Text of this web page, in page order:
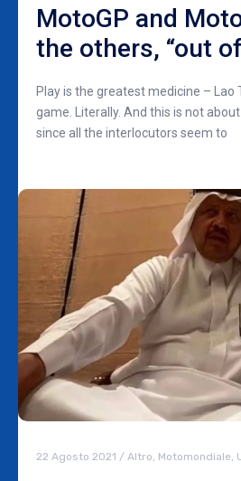
MotoGP and
the others, “out
Play is the greatest medicine –
game. Literally. And this is not
since all the interlocutors seem to
22 Agosto 2021 / Altro Motomondiale